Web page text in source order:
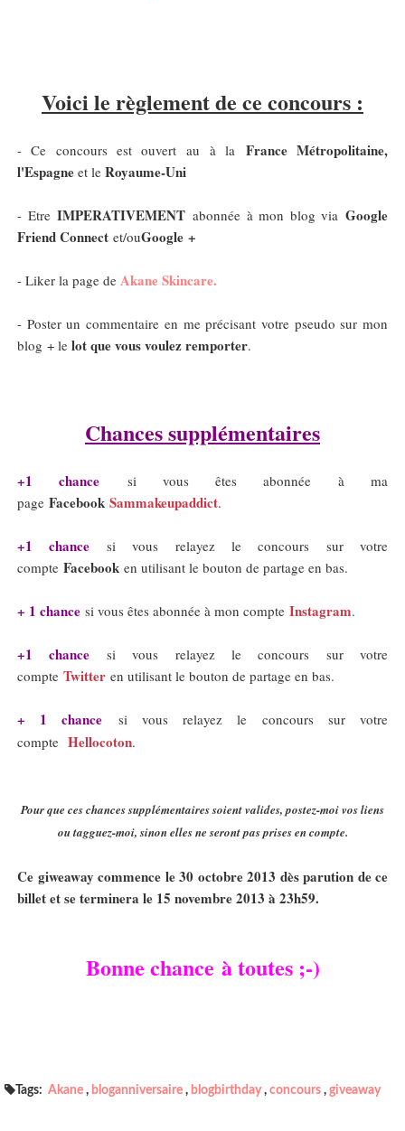
Voici le règlement de ce concours :
- Ce concours est ouvert au à la
France Métropolitaine,
l'Espagne et le Royaume-Uni
- EtreIMPERATIVEMENT abonnée à mon blog via Google
Friend Connect et/ouGoogle +
- Liker la page de Akane Skincare.
- Poster un commentaire en me précisant votre pseudo sur mon
blog + le lot que vous voulez remporter.
Chances supplémentaires
+1 chance si vous êtes abonnée à ma
page Facebook Sammakeupaddict.
+1 chance si vous relayez le concours sur votre
compte Facebook en utilisant le bouton de partage en bas.
+ 1 chance si vous êtes abonnée à mon compte Instagram.
+1 chance si vous relayez le concours sur votre
compte Twitter en utilisant le bouton de partage en bas.
+ 1 chance si vous relayez le concours sur votre
compte Hellocoton.
Pour que ces chances supplémentaires soient valides, postez-moi vos liens
ou tagguez-moi, sinon elles ne seront pas prises en compte.
Ce giweaway commence le 30 octobre 2013 dès parution de ce
billet et se terminera le 15 novembre 2013 à 23h59.
Bonne chance à toutes ;-)
Tags: Akane , bloganniversaire , blogbirthday , concours , giveaway